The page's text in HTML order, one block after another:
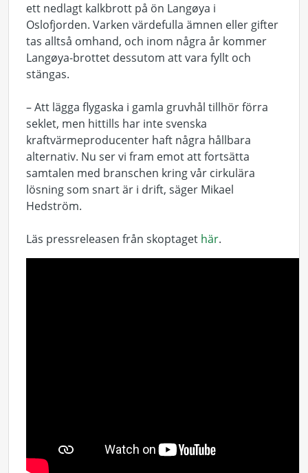
ett nedlagt kalkbrott på ön Langøya i
Oslofjorden. Varken värdefulla ämnen eller gifter
tas alltså omhand, och inom några år kommer
Langøya-brottet dessutom att vara fyllt och
stängas.
– Att lägga flygaska i gamla gruvhål tillhör förra
seklet, men hittills har inte svenska
kraftvärmeproducenter haft några hållbara
alternativ. Nu ser vi fram emot att fortsätta
samtalen med branschen kring vår cirkulära
lösning som snart är i drift, säger Mikael
Hedström.
Läs pressreleasen från skoptaget här.